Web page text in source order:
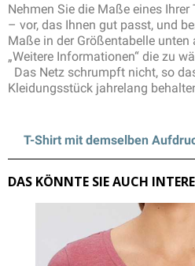
Nehmen Sie die Maße eines
– vor, das Ihnen gut passt, und
Maße in der Größentabelle unten
„Weitere Informationen“ die zu
Das Netz schrumpft nicht, so
Kleidungsstück jahrelang
T-Shirt mit demselben
DAS KÖNNTE SIE AUCH